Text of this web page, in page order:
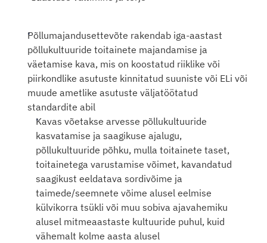
Põllumajandusettevõte rakendab iga-aastast
põllukultuuride toitainete majandamise ja
väetamise kava, mis on koostatud riiklike või
piirkondlike asutuste kinnitatud suuniste või ELi või
muude ametlike asutuste väljatöötatud
standardite abil
Kavas võetakse arvesse põllukultuuride
kasvatamise ja saagikuse ajalugu,
põllukultuuride põhku, mulla toitainete taset,
toitainetega varustamise võimet, kavandatud
saagikust eeldatava sordivõime ja
taimede/seemnete võime alusel eelmise
külvikorra tsükli või muu sobiva ajavahemiku
alusel mitmeaastaste kultuuride puhul, kuid
vähemalt kolme aasta alusel